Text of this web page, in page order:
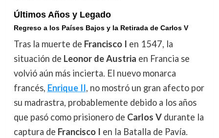
Últimos Años y Legado
Regreso a los Países Bajos y la Retirada de Carlos V
Tras la muerte de Francisco I en 1547, la
situación de Leonor de Austria en Francia se
volvió aún más incierta. El nuevo monarca
francés, Enrique II, no mostró un gran afecto por
su madrastra, probablemente debido a los años
que pasó como prisionero de Carlos Vdurante la
captura de Francisco I en la Batalla de Pavía.